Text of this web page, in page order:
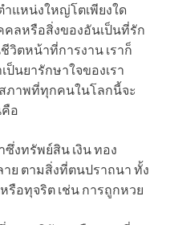
แหน่งใหญ่โตเพียงใด
คลหรือสิ่งของอันเป็นที่รัก
วิตหน้าที่การงาน เราก็
ป็นยารักษาใจของเรา
ภาพที่ทุกคนในโลกนี้จะ
คือ
งทรัพย์สิน เงิน ทอง
ย ตามสิ่งที่ตนปราถนา ทั้ง
อทุจริต เช่น การถูกหวย